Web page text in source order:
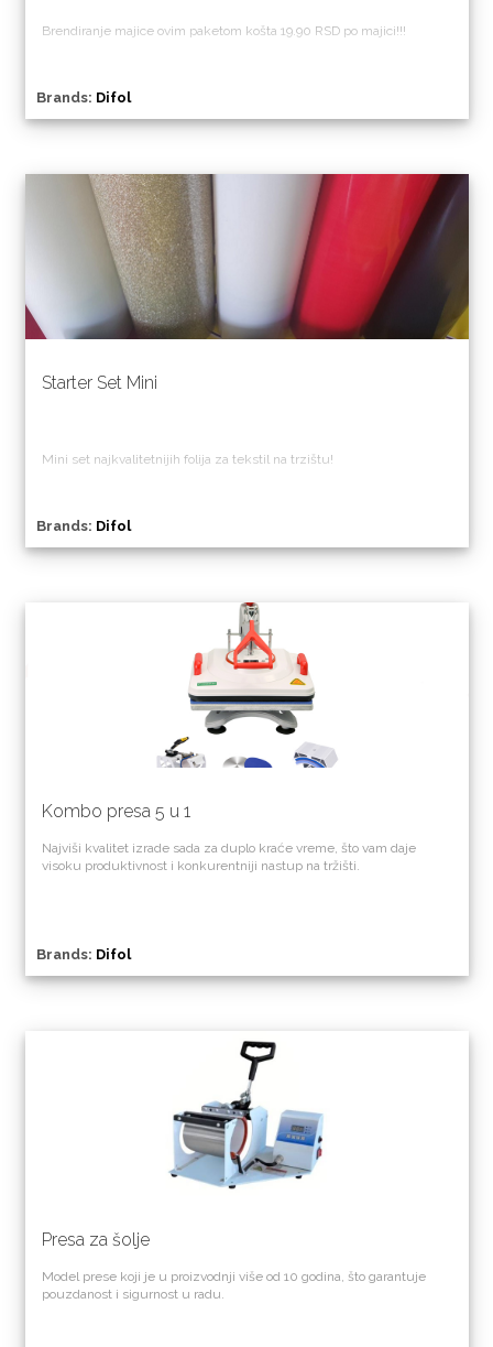
Brendiranje majice ovim paketom košta 19.90 RSD po majici!!!
Brands: Difol
Starter Set Mini
Mini set najkvalitetnijih folija za tekstil na trzištu!
Brands: Difol
Kombo presa 5 u 1
Najviši kvalitet izrade sada za duplo kraće vreme, što vam daje
visoku produktivnost i konkurentniji nastup na tržišti.
Brands: Difol
Presa za šolje
Model prese koji je u proizvodnji više od 10 godina, što garantuje
pouzdanost i sigurnost u radu.